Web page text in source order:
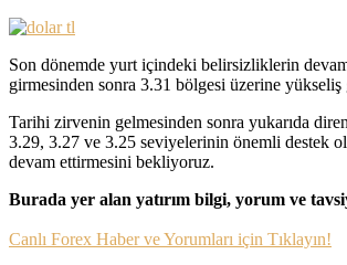
Son dönemde yurt içindeki belirsizliklerin devam
girmesinden sonra 3.31 bölgesi üzerine
Tarihi zirvenin gelmesinden sonra yukarıda
3.29, 3.27 ve 3.25 seviyelerinin önemli destek
devam ettirmesini bekliyoruz.
Burada yer alan yatırım bilgi, yorum ve
Canlı Forex Haber ve Yorumları için Tıklayın!